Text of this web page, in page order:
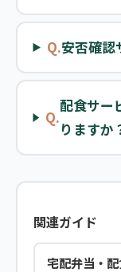
Q.安否確認
Q.
配食サー
りますか
関連ガイド
宅配弁当・